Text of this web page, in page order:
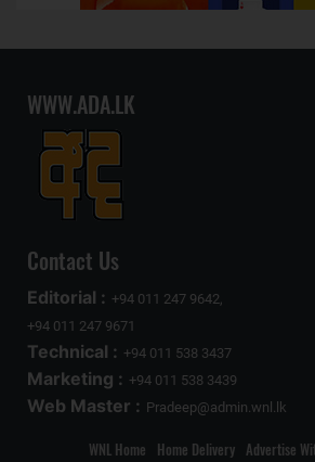
WWW.ADA.LK
Contact Us
Editorial : +94 011 247 9642,
+94 011 247 9671
Technical : +94 011 538 3437
Marketing : +94 011 538 3439
Web Master : Pradeep@admin.wnl.lk
WNL Home Home Delivery Advertise